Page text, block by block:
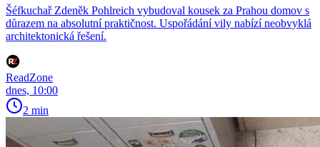
Šéfkuchař Zdeněk Pohlreich vybudoval kousek za Prahou domov s
důrazem na absolutní praktičnost. Uspořádání vily nabízí neobvyklá
architektonická řešení.
ReadZone
dnes, 10:00
2 min